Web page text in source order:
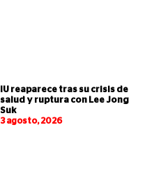
IU reaparece tras su crisis de
salud y ruptura con Lee Jong
Suk
3 agosto, 2026